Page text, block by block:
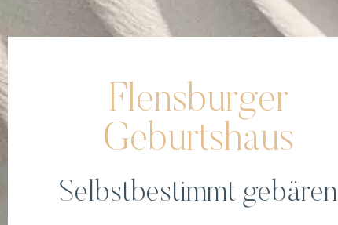
Flensburger
Geburtshaus
Selbstbestimmt gebären